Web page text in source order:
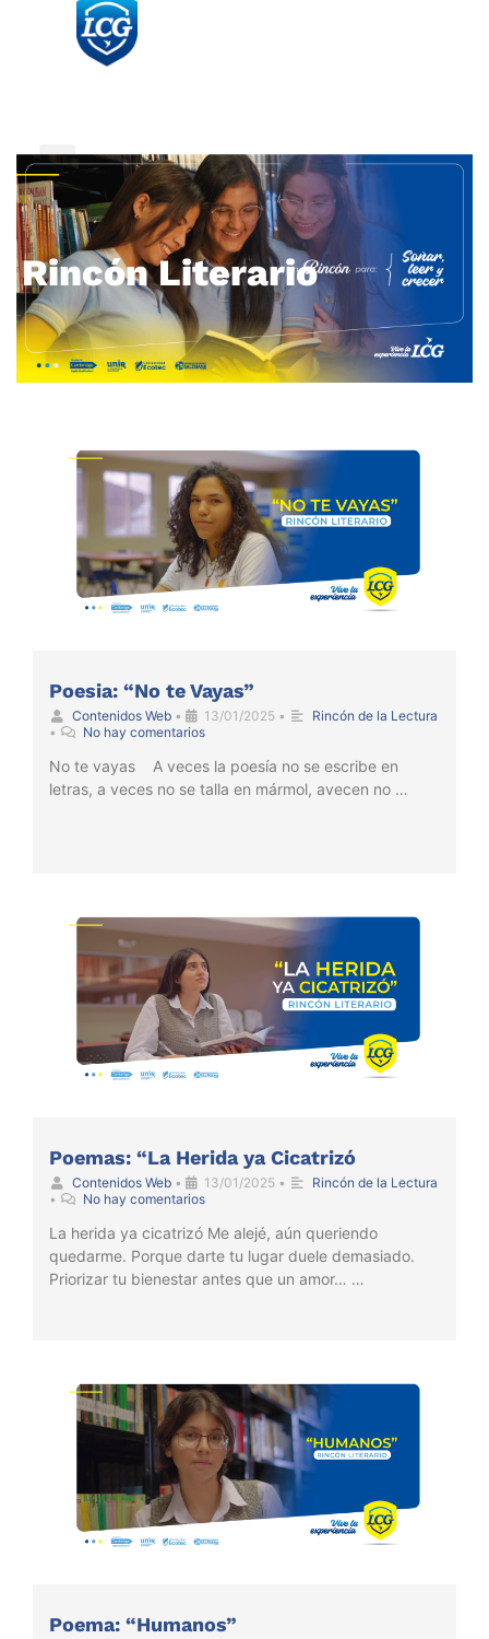
Rincón Literario
Poesia: “No te Vayas”
Contenidos Web • 13/01/2025 •
Rincón de la Lectura
•
No hay comentarios
No te vayas A veces la poesía no se escribe en
letras, a veces no se talla en mármol, avecen no …
Poemas: “La Herida ya Cicatrizó
Contenidos Web • 13/01/2025 •
Rincón de la Lectura
•
No hay comentarios
La herida ya cicatrizó Me alejé, aún queriendo
quedarme. Porque darte tu lugar duele demasiado.
Priorizar tu bienestar antes que un amor… …
Poema: “Humanos”